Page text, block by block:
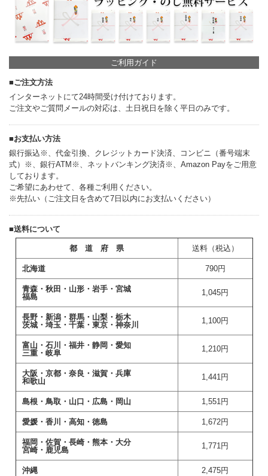
ご利用ガイド
■ご注文方法
インターネットにて24時間受け付けております。
ご注文やご質問メールの対応は、土日祝日を除く平日のみです。
■お支払い方法
銀行振込※、代金引換、クレジットカード決済、コンビニ（番号端末
式）※、銀行ATM※、ネットバンキング決済※、Amazon Payをご用意
しております。
ご希望にあわせて、各種ご利用ください。
※先払い（ご注文日を含めて7日以内にお支払いください）
■送料について
都 道 府 県 送料（税込）
北海道 790円
青森・秋田・山形・岩手・宮城
福島
1,045円
長野・新潟・群馬・山梨・栃木
茨城・埼玉・千葉・東京・神奈川
1,100円
富山・石川・福井・静岡・愛知
三重・岐阜
1,210円
大阪・京都・奈良・滋賀・兵庫
和歌山
1,441円
島根・鳥取・山口・広島・岡山 1,551円
愛媛・香川・高知・徳島 1,672円
福岡・佐賀・長崎・熊本・大分
宮崎・鹿児島
1,771円
沖縄
2,475円